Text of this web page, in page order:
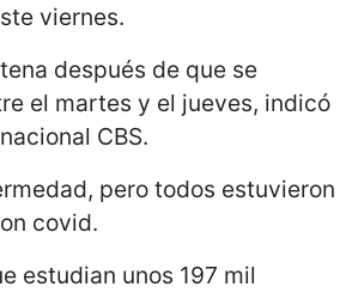
viernes.
después de que se
el martes y el jueves, indicó
CBS.
pero todos estuvieron
covid.
estudian unos 197 mil